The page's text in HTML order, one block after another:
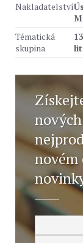
Nakladatelství
Tématická
skupina
novém